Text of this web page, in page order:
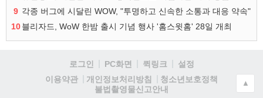
9 각종 버그에 시달린 WOW, "투명하고 신속한 소통과 대응 약속"
10블리자드, WoW 한밤 출시 기념 행사 '홈스윗홈' 28일 개최
로그인 PC화면 퀵링크
설정
이용약관
개인정보처리방침
청소년보호정책
불법촬영물신고안내
▲